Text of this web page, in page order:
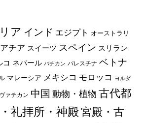
ア インド エジプト オーストラリ
チア スイーツ スペイン スリラン
コ ネパール バチカン パレスチナ ベトナ
マレーシア メキシコ モロッコ ヨルダ
ヴァチカン 中国 動物・植物 古代都
礼拝所・神殿宮殿・古